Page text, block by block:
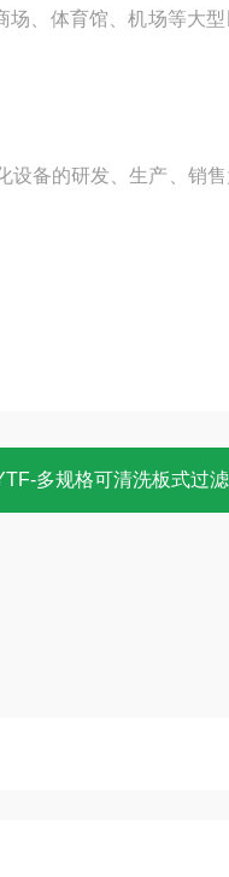
场、体育馆、机场等大
设备的研发、生产、销
多规格可清洗板式过